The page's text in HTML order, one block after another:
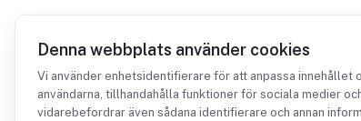
Denna webbplats använder cookies
Vi använder enhetsidentifierare för att anpassa innehållet
användarna, tillhandahålla funktioner för sociala medier
vidarebefordrar även sådana identifierare och annan
Integrationer Mollie